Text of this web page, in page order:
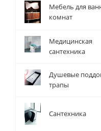
Мебель для
комнат
Медицинская
сантехника
Душевые
трапы
Сантехника